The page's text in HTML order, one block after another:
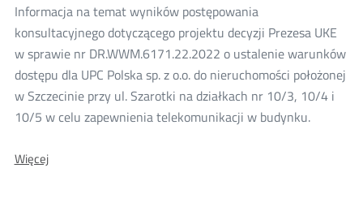
z
o.o.
Informacja na temat wyników postępowania
konsultacyjnego dotyczącego projektu decyzji Prezesa UKE
w sprawie nr DR.WWM.6171.22.2022 o ustalenie warunków
dostępu dla UPC Polska sp. z o.o. do nieruchomości położonej
w Szczecinie przy ul. Szarotki na działkach nr 10/3, 10/4 i
10/5 w celu zapewnienia telekomunikacji w budynku.
WięcejO: